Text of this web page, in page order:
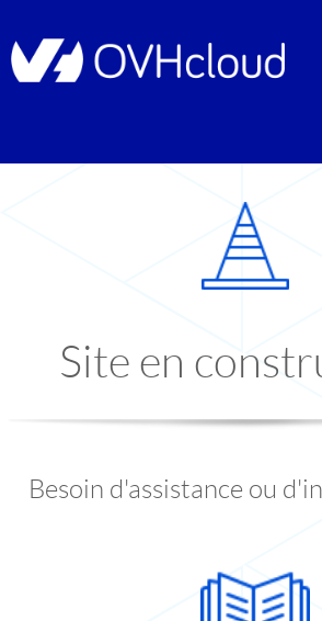
Site en
Besoin d'assistance ou